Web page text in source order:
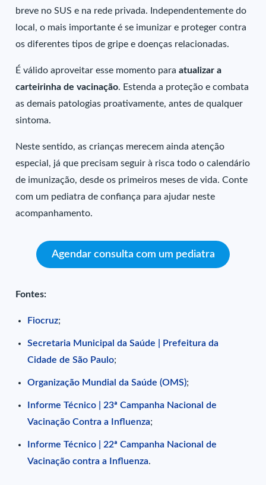
breve no SUS e na rede privada. Independentemente do
local, o mais importante é se imunizar e proteger contra
os diferentes tipos de gripe e doenças relacionadas.
É válido aproveitar esse momento paraatualizar a
carteirinha de vacinação. Estenda a proteção e combata
as demais patologias proativamente, antes de qualquer
sintoma.
Neste sentido, as crianças merecem ainda atenção
especial, já que precisam seguir à risca todo o calendário
de imunização, desde os primeiros meses de vida. Conte
com um pediatra de confiança para ajudar neste
acompanhamento.
Agendar consulta com um pediatra
Fontes:
Fiocruz;
Secretaria Municipal da Saúde | Prefeitura da
Cidade de São Paulo;
Organização Mundial da Saúde (OMS);
Informe Técnico | 23ª Campanha Nacional de
Vacinação Contra a Influenza;
Informe Técnico | 22ª Campanha Nacional de
Vacinação contra a Influenza.